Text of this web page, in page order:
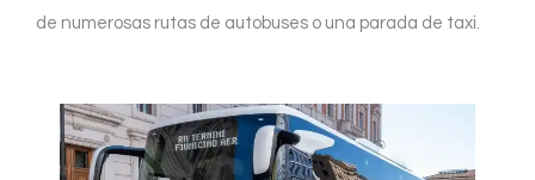
de numerosas rutas de autobuses o una parada de taxi.